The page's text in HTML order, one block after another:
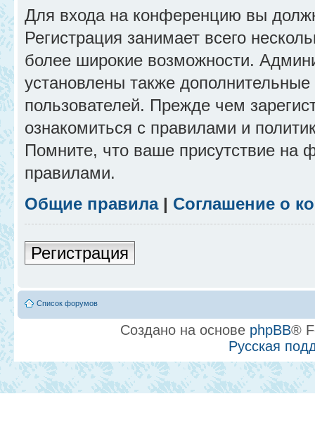
Для входа на конференцию вы
Регистрация занимает всего
более широкие возможности.
установлены также
пользователей. Прежде чем
ознакомиться с правилами и
Помните, что ваше присутствие на
правилами.
Общие правила| Соглашение о
Регистрация
Список форумов
Создано на основе phpBB®
Русская